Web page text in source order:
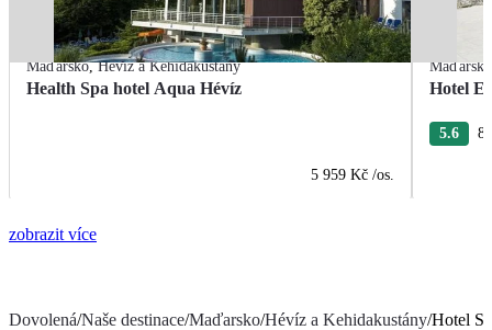
Maďarsko,Hévíz a Kehidakustány
Health Spa hotel Aqua Hévíz
5 959 Kč /os.
Maďarsko
Hotel
5.6 8
zobrazit více
Dovolená/Naše destinace/Maďarsko/Hévíz a Kehidakustány/Hotel